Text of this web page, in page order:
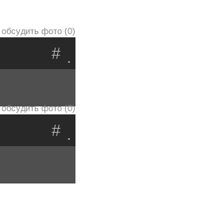
обсудить фото (0)
.
#
обсудить фото (0)
.
#